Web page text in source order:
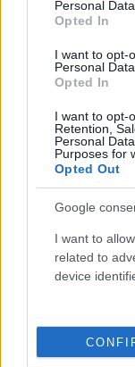
Personal Data.
Opted In
I want to opt-
Personal
Opted In
I want to opt-
Retention,
Personal
Purposes for
Opted Out
Google
I want to
related to
device
Έσκασε η
06.08.2026